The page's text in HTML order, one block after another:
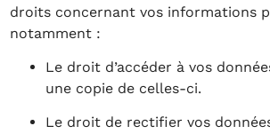
droits concernant vos informations
notamment :
Le droit d’accéder à vos
une copie de celles-ci.
Le droit de rectifier vos